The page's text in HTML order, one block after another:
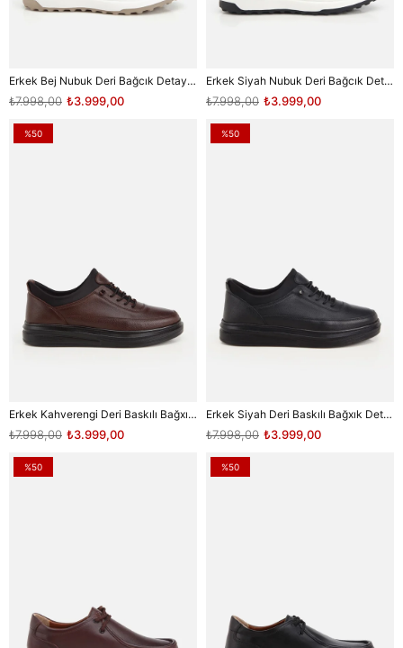
Erkek Bej Nubuk Deri Bağcık Detaylı Sneaker
₺3.999,00
₺7.998,00
Erkek Siyah Nubuk Deri Bağcık Detaylı Sneaker
₺3.999,00
₺7.998,00
Erkek Kahverengi Deri Baskılı Bağxık Detaylı Sneaker
₺3.999,00
₺7.998,00
%50
Erkek Siyah Deri Baskılı Bağxık Detaylı Sneaker
₺3.999,00
₺7.998,00
%50
%50 %50